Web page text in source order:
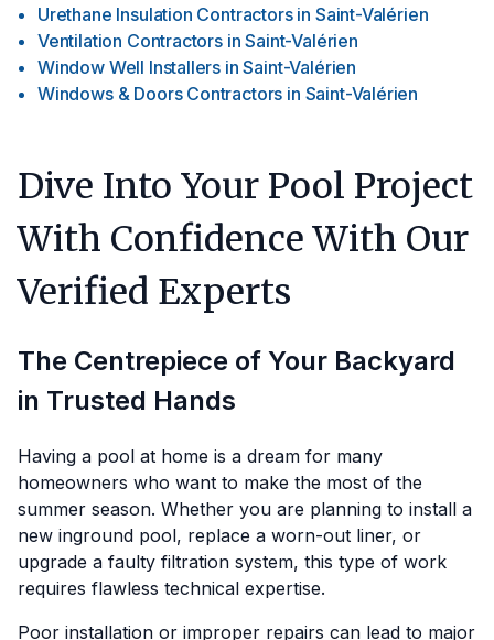
Urethane Insulation Contractors in Saint-Valérien
Ventilation Contractors in Saint-Valérien
Window Well Installers in Saint-Valérien
Windows & Doors Contractors in Saint-Valérien
Dive Into Your Pool Project
With Confidence With Our
Verified Experts
The Centrepiece of Your Backyard
in Trusted Hands
Having a pool at home is a dream for many
homeowners who want to make the most of the
summer season. Whether you are planning to install a
new inground pool, replace a worn-out liner, or
upgrade a faulty filtration system, this type of work
requires flawless technical expertise.
Poor installation or improper repairs can lead to major